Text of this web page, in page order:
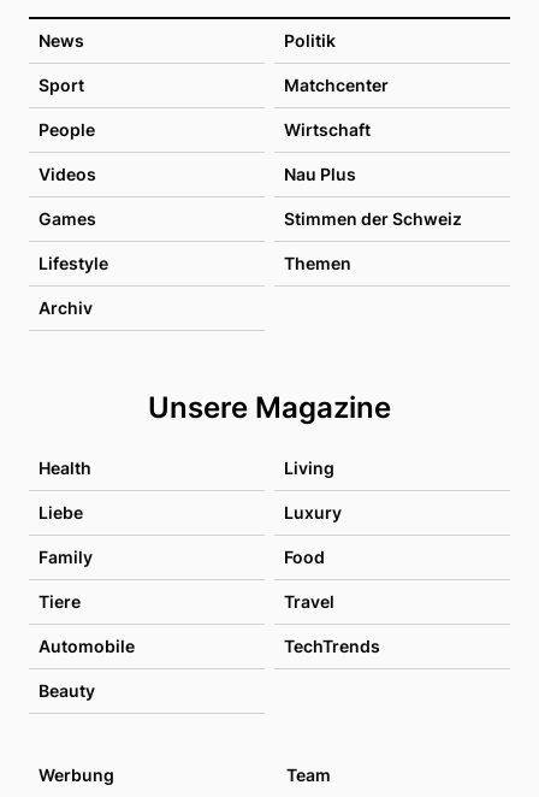
News Politik
Sport Matchcenter
People Wirtschaft
Videos Nau Plus
Games Stimmen der Schweiz
Lifestyle Themen
Archiv
Unsere Magazine
Health Living
Liebe Luxury
Family Food
Tiere Travel
Automobile TechTrends
Beauty
Werbung Team